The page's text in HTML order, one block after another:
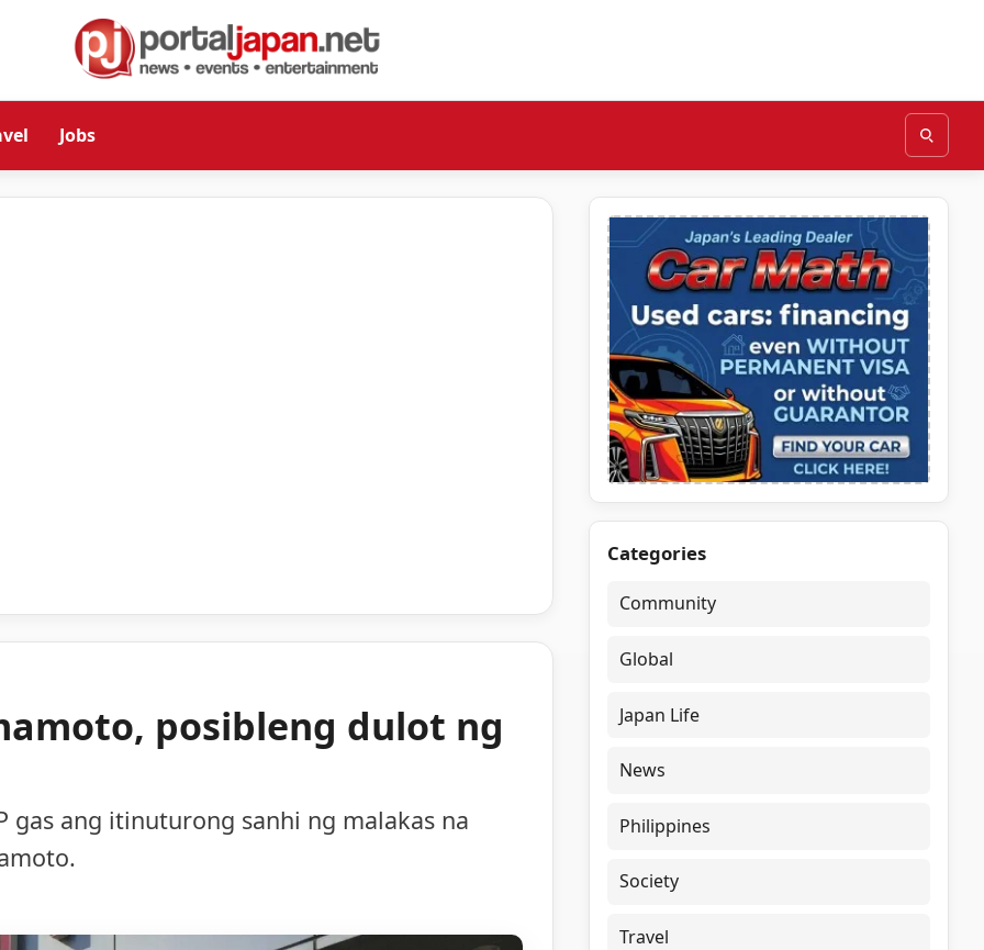
Jobs
posibleng dulot ng
gas ang itinuturong sanhi ng malakas na
Categories
Community
Global
Japan Life
News
Philippines
Society
Travel